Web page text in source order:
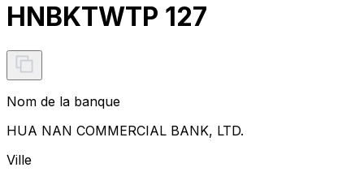
HNBKTWTP 127
Nom de la banque
HUA NAN COMMERCIAL BANK, LTD.
Ville